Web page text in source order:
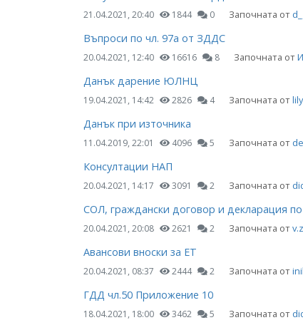
21.04.2021, 20:40 1844 0 Започната от
Въпроси по чл. 97а от ЗДДС
20.04.2021, 12:40 16616 8 Започната от
Данък дарение ЮЛНЦ
19.04.2021, 14:42 2826 4 Започната отlily
Данък при източника
11.04.2019, 22:01 4096 5 Започната от
Консултации НАП
20.04.2021, 14:17 3091 2 Започната от
СОЛ, граждански договор и декларация по
20.04.2021, 20:08 2621 2 Започната от
Авансови вноски за ЕТ
20.04.2021, 08:37 2444 2 Започната от
ГДД чл.50 Приложение 10
18.04.2021, 18:00 3462 5 Започната от